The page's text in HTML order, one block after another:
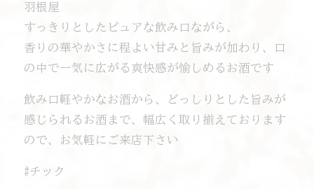
羽根屋
すっきりとしたピュアな飲み口ながら、
香りの華やかさに程よい甘みと旨みが加わり、口
の中で一気に広がる爽快感が愉しめるお酒です
飲み口軽やかなお酒から、どっしりとした旨みが
感じられるお酒まで、幅広く取り揃えております
ので、お気軽にご来店下さい
#チック